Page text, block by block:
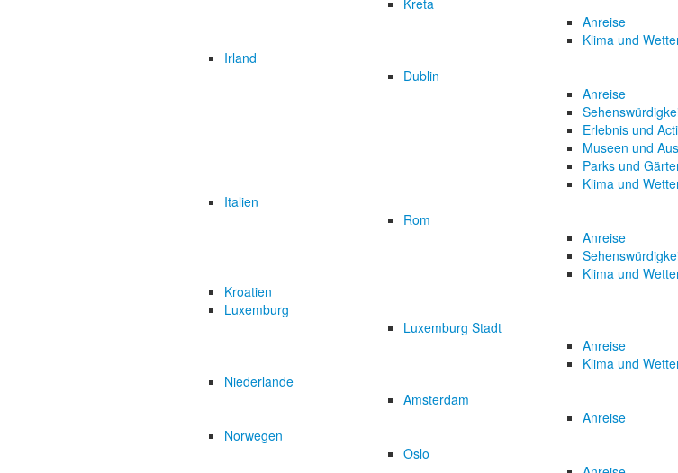
Kreta
Anreise
Klima und
Irland
Dublin
Anreise
Erlebnis und
Museen und
Parks und
Klima und
Italien
Rom
Anreise
Klima und
Kroatien
Luxemburg
Luxemburg Stadt
Anreise
Klima und
Niederlande
Amsterdam
Anreise
Norwegen
Oslo